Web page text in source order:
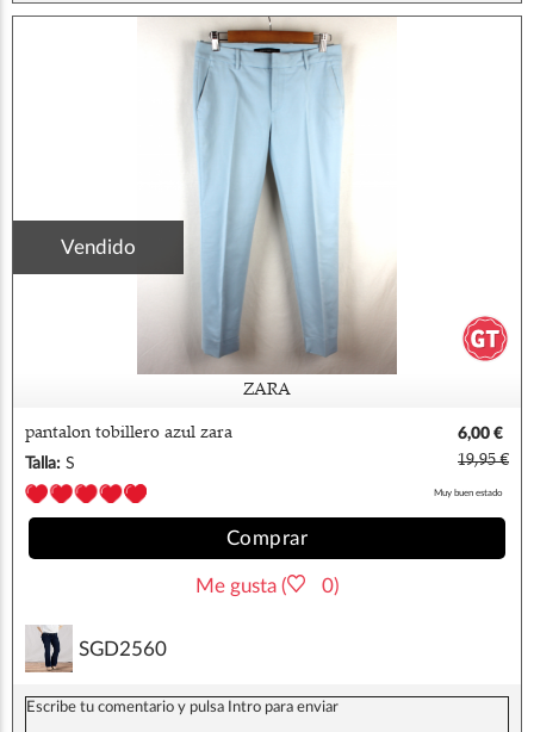
Vendido
ZARA
pantalon tobillero azul zara
6,00 €
Talla: S 19,95 €
Muy buen estado
Comprar
Me gusta ( 0)
SGD2560